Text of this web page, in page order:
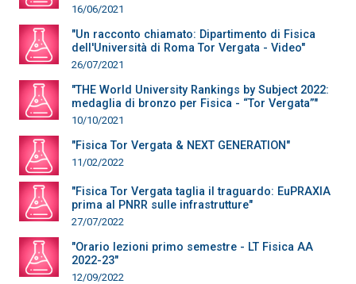
16/06/2021
"Un racconto chiamato: Dipartimento di Fisica
dell'Università di Roma Tor Vergata - Video"
26/07/2021
"THE World University Rankings by Subject 2022:
medaglia di bronzo per Fisica - “Tor Vergata”"
10/10/2021
"Fisica Tor Vergata & NEXT GENERATION"
11/02/2022
"Fisica Tor Vergata taglia il traguardo: EuPRAXIA
prima al PNRR sulle infrastrutture"
27/07/2022
"Orario lezioni primo semestre - LT Fisica AA
2022-23"
12/09/2022